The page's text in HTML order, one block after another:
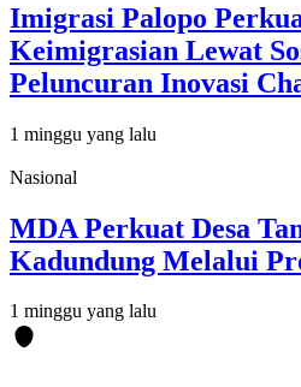
Imigrasi Palopo
Keimigrasian Lewat
Peluncuran Inovasi
1 minggu yang lalu
Nasional
MDA Perkuat Desa
Kadundung Melalui
1 minggu yang lalu